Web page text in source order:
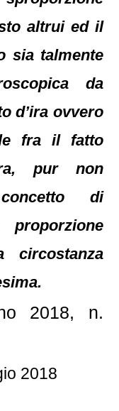
altrui ed il
sia talmente
da
d’ira ovvero
fra il fatto
pur non
di
proporzione
circostanza
2018, n.
2018